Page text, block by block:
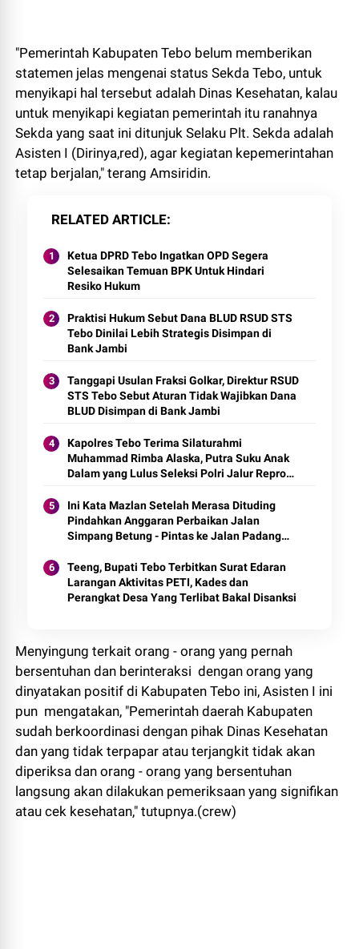
"Pemerintah Kabupaten Tebo belum memberikan
statemen jelas mengenai status Sekda Tebo, untuk
menyikapi hal tersebut adalah Dinas Kesehatan, kalau
untuk menyikapi kegiatan pemerintah itu ranahnya
Sekda yang saat ini ditunjuk Selaku Plt. Sekda adalah
Asisten I (Dirinya,red), agar kegiatan kepemerintahan
tetap berjalan," terang Amsiridin.
RELATED ARTICLE
Ketua DPRD Tebo Ingatkan OPD Segera
Selesaikan Temuan BPK Untuk Hindari
Resiko Hukum
Praktisi Hukum Sebut Dana BLUD RSUD STS
Tebo Dinilai Lebih Strategis Disimpan di
Bank Jambi
Tanggapi Usulan Fraksi Golkar, Direktur RSUD
STS Tebo Sebut Aturan Tidak Wajibkan Dana
BLUD Disimpan di Bank Jambi
Kapolres Tebo Terima Silaturahmi
Muhammad Rimba Alaska, Putra Suku Anak
Dalam yang Lulus Seleksi Polri Jalur Repro
Ini Kata Mazlan Setelah Merasa Dituding
Pindahkan Anggaran Perbaikan Jalan
Simpang Betung - Pintas ke Jalan Padang
Teeng, Bupati Tebo Terbitkan Surat Edaran
Larangan Aktivitas PETI, Kades dan
Perangkat Desa Yang Terlibat Bakal Disanksi
Menyingung terkait orang - orang yang pernah
bersentuhan dan berinteraksi dengan orang yang
dinyatakan positif di Kabupaten Tebo ini, Asisten I ini
pun mengatakan, "Pemerintah daerah Kabupaten
sudah berkoordinasi dengan pihak Dinas Kesehatan
dan yang tidak terpapar atau terjangkit tidak akan
diperiksa dan orang - orang yang bersentuhan
langsung akan dilakukan pemeriksaan yang signifikan
atau cek kesehatan," tutupnya.(crew)